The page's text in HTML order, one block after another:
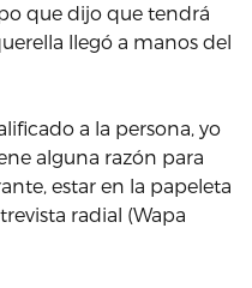
que dijo que tendrá
llegó a manos del
a la persona, yo
alguna razón para
estar en la papeleta
radial (Wapa